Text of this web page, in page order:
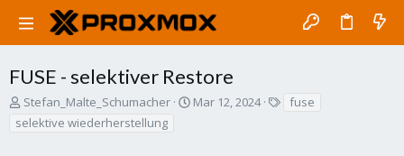
FUSE - selektiver Restore
T
r
Stefan_Malte_Schumacher
S
Mar 12, 2024
fuse
selektive wiederherstellung